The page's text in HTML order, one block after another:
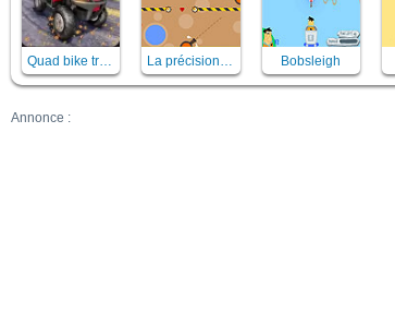
Quad bike traffic racing mania La précision du minigolf Bobsleigh